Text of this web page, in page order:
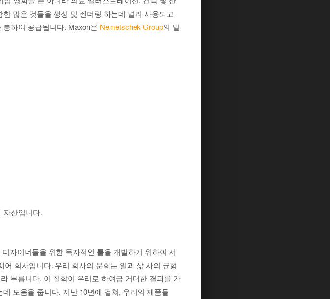
많은 것들을 생성 및 렌더링 하는데 널리 사용되고
하여 공급됩니다. Maxon은 Nemetschek Group의 일
자산입니다.
자이너들을 위한 독자적인 툴을 개발하기 위하여 서
회사입니다. 우리 회사의 문화는 일과 삶 사의 균형
부릅니다. 이 철학이 우리로 하여금 거대한 결과를 가
도움을 줍니다. 지난 10년에 걸쳐, 우리의 제품들